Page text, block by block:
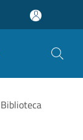
Biblioteca